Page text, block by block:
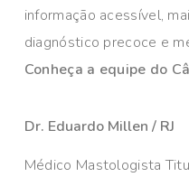
informação acessível,
diagnóstico precoce e
Conheça a equipe do
Dr. Eduardo Millen / RJ
Médico Mastologista